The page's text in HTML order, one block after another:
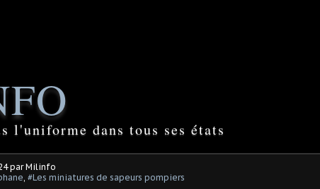
l'uniforme dans tous ses états
par Milinfo
, #Les miniatures de sapeurs pompiers